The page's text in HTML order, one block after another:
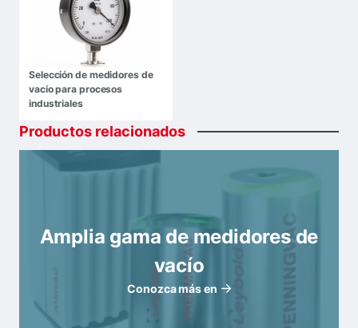
Selección de medidores de
vacío para procesos
industriales
Productos relacionados
Amplia gama de medidores de
vacío
Conozca más en